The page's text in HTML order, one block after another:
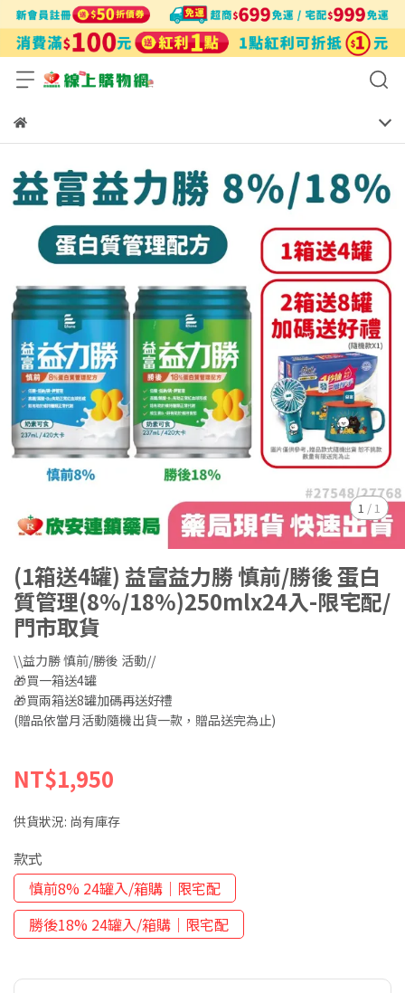
1 /1
(1箱送4罐) 益富益力勝 慎前/勝後 蛋白
質管理(8%/18%)250mlx24入-限宅配/
門市取貨
\\益力勝 慎前/勝後 活動//
🎁買一箱送4罐
🎁買兩箱送8罐加碼再送好禮
(贈品依當月活動隨機出貨一款，贈品送完為止)
NT$1,950
供貨狀況: 尚有庫存
款式
慎前8% 24罐入/箱購｜限宅配
勝後18% 24罐入/箱購｜限宅配